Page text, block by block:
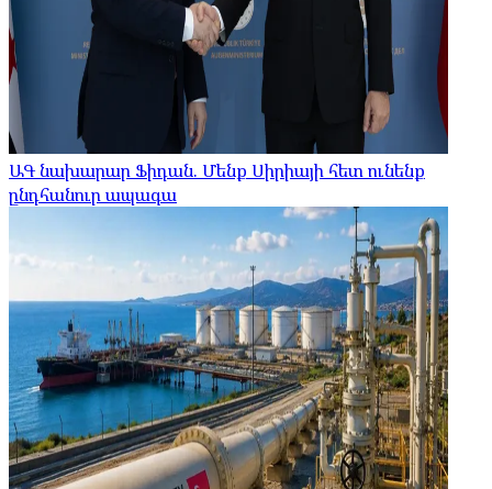
ԱԳ նախարար Ֆիդան. Մենք Սիրիայի հետ ունենք
ընդհանուր ապագա